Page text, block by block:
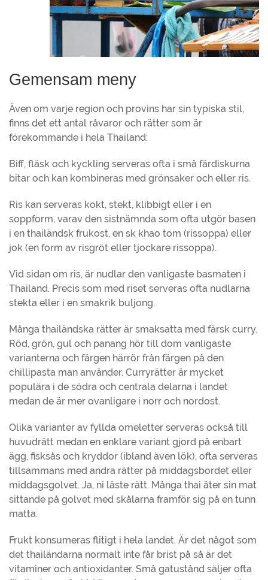
Gemensam meny
Även om varje region och provins har sin typiska stil,
finns det ett antal råvaror och rätter som är
förekommande i hela Thailand:
Biff, fläsk och kyckling serveras ofta i små färdiskurna
bitar och kan kombineras med grönsaker och eller ris.
Ris kan serveras kokt, stekt, klibbigt eller i en
soppform, varav den sistnämnda som ofta utgör basen
i en thailändsk frukost, en sk khao tom (rissoppa) eller
jok (en form av risgröt eller tjockare rissoppa).
Vid sidan om ris, är nudlar den vanligaste basmaten i
Thailand. Precis som med riset serveras ofta nudlarna
stekta eller i en smakrik buljong.
Många thailändska rätter är smaksatta med färsk curry.
Röd, grön, gul och panang hör till dom vanligaste
varianterna och färgen härrör från färgen på den
chillipasta man använder. Curryrätter är mycket
populära i de södra och centrala delarna i landet
medan de är mer ovanligare i norr och nordost.
Olika varianter av fyllda omeletter serveras också till
huvudrätt medan en enklare variant gjord på enbart
ägg, fisksås och kryddor (ibland även lök), ofta serveras
tillsammans med andra rätter på middagsbordet eller
middagsgolvet. Ja, ni läste rätt. Många thai äter sin mat
sittande på golvet med skålarna framför sig på en tunn
matta.
Frukt konsumeras flitigt i hela landet. Är det något som
det thailändarna normalt inte får brist på så är det
vitaminer och antioxidanter. Små gatustånd säljer ofta